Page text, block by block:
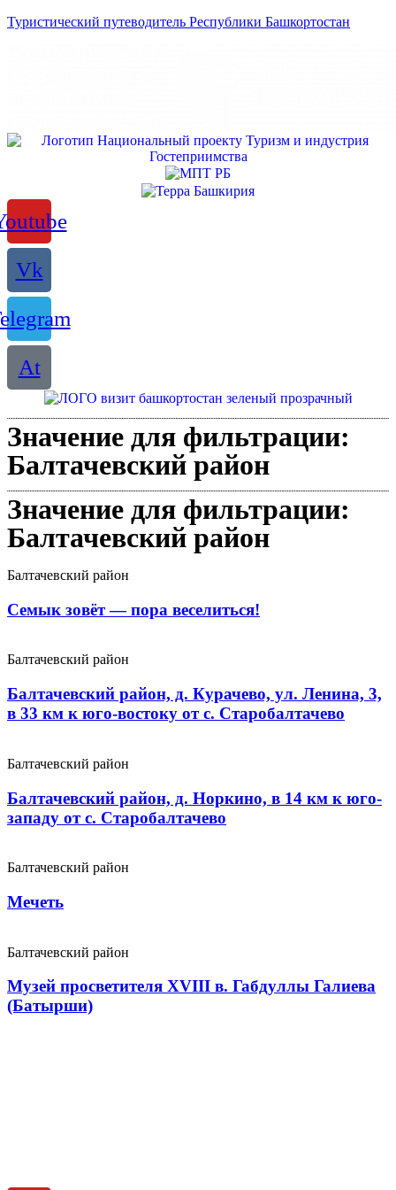
Туристический путеводитель Республики Башкортостан
Vk
At
Значение для фильтрации:
Балтачевский район
Значение для фильтрации:
Балтачевский район
Балтачевский район
Семык зовёт — пора веселиться!
Балтачевский район
Балтачевский район, д. Курачево, ул. Ленина, 3,
в 33 км к юго-востоку от с. Старобалтачево
Балтачевский район
Балтачевский район, д. Норкино, в 14 км к юго-
западу от с. Старобалтачево
Балтачевский район
Мечеть
Балтачевский район
Музей просветителя XVIII в. Габдуллы Галиева
(Батырши)